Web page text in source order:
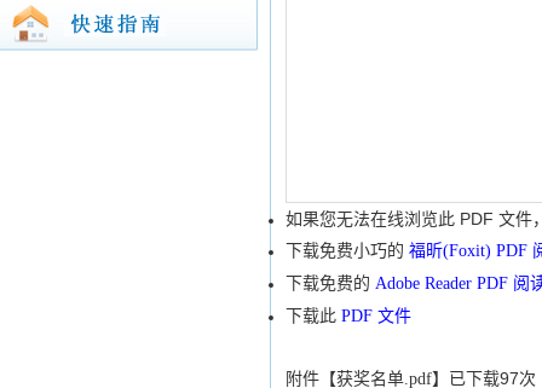
如果您无法在线浏览此 PDF 文件
下载免费小巧的 福昕(Foxit) PDF
下载免费的 Adobe Reader PDF 阅
下载此 PDF 文件
附件【获奖名单.pdf】已下载97次